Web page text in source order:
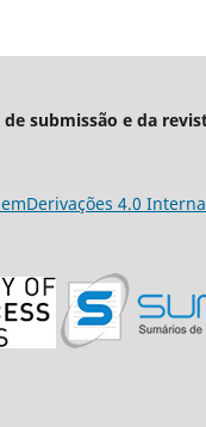
submissão e da
4.0